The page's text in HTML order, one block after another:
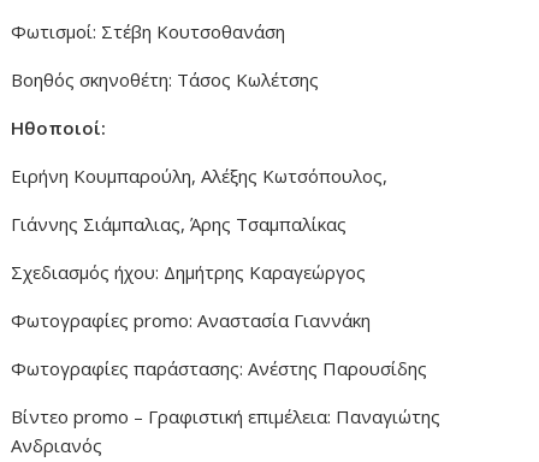
Φωτισμοί: Στέβη Κουτσοθανάση
Βοηθός σκηνοθέτη: Τάσος Κωλέτσης
Ηθοποιοί:
Ειρήνη Κουμπαρούλη, Αλέξης Κωτσόπουλος,
Γιάννης Σιάμπαλιας, Άρης Τσαμπαλίκας
Σχεδιασμός ήχου: Δημήτρης Καραγεώργος
Φωτογραφίες promo: Αναστασία Γιαννάκη
Φωτογραφίες παράστασης: Ανέστης Παρουσίδης
Bίντεο promo – Γραφιστική επιμέλεια: Παναγιώτης
Ανδριανός